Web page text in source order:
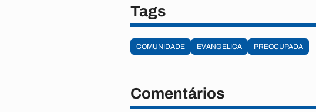
Tags
COMUNIDADE EVANGELICA PREOCUPADA
Comentários